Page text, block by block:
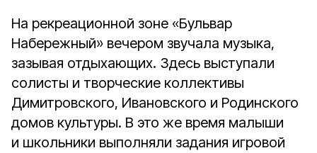
На рекреационной зоне «Бульвар
Набережный» вечером звучала музыка,
зазывая отдыхающих. Здесь выступали
солисты и творческие коллективы
Димитровского, Ивановского и Родинского
домов культуры. В это же время малыши
и школьники выполняли задания игровой